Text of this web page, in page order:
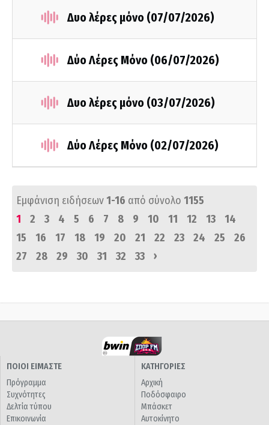
Δυο λέρες μόνο (07/07/2026)
Δύο Λέρες Μόνο (06/07/2026)
Δυο λέρες μόνο (03/07/2026)
Δύο Λέρες Μόνο (02/07/2026)
Εμφάνιση ειδήσεων1-16 από σύνολο 1155
1
2 3 4 5 6 7 8 9 10 11 12 13
14
15
16 17 18 19 20 21 22 23 24 25
26
27
28 29 30 31 32 33 ›
ΠΟΙΟΙ ΕΙΜΑΣΤΕ
Πρόγραμμα
Συχνότητες
Δελτία τύπου
Επικοινωνία
ΚΑΤΗΓΟΡΙΕΣ
Αρχική
Ποδόσφαιρο
Μπάσκετ
Αυτοκίνητο